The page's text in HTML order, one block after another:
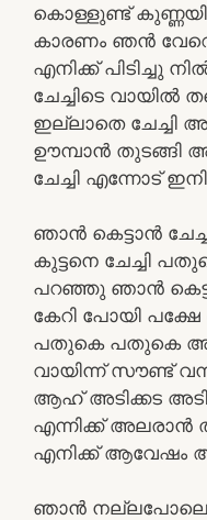
കൊള്ളുണ്ട്
കാരണം ഞൻ
എനിക്ക് പിടിച്ചു
ചേച്ചിടെ വായിൽ
ഇല്ലാതെ ചേച്ചി അത്
ഊമ്പാൻ തുടങ്ങി
ചേച്ചി എന്നോട്
ഞാൻ കെട്ടാൻ
കുട്ടനെ ചേച്ചി
പറഞ്ഞു ഞാൻ
കേറി പോയി
പതുകെ പതുകെ
വായിന്ന് സൗണ്ട്
ആഹ് അടിക്കട
എന്നിക്ക് അലരാൻ
എനിക്ക് ആവേഷം
ഞാൻ നല്ലപോലെ